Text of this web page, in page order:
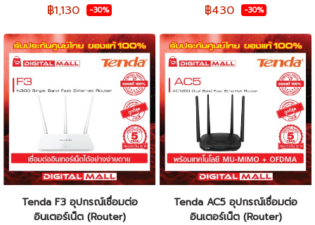
฿1,130 -30% ฿430 -30%
Tenda F3 อุปกรณ์เชื่อมต่อ
อินเตอร์เน็ต (Router)
Tenda AC5 อุปกรณ์เชื่อมต่อ
อินเตอร์เน็ต (Router)